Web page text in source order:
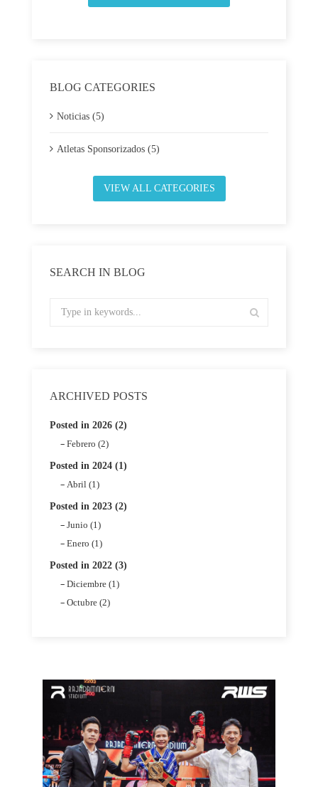
BLOG CATEGORIES
Noticias (5)
Atletas Sponsorizados (5)
VIEW ALL CATEGORIES
SEARCH IN BLOG
ARCHIVED POSTS
Posted in 2026 (2)
Febrero (2)
Posted in 2024 (1)
Abril (1)
Posted in 2023 (2)
Junio (1)
Enero (1)
Posted in 2022 (3)
Diciembre (1)
Octubre (2)